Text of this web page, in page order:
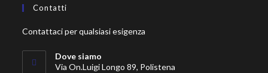
Contatti
Contattaci per qualsiasi esigenza
Dove siamo
Via On.Luigi Longo 89, Polistena